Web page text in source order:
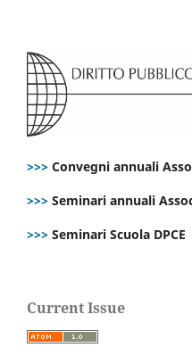
>>> Convegni annuali
>>> Seminari annuali
>>> Seminari Scuola DPCE
Current Issue